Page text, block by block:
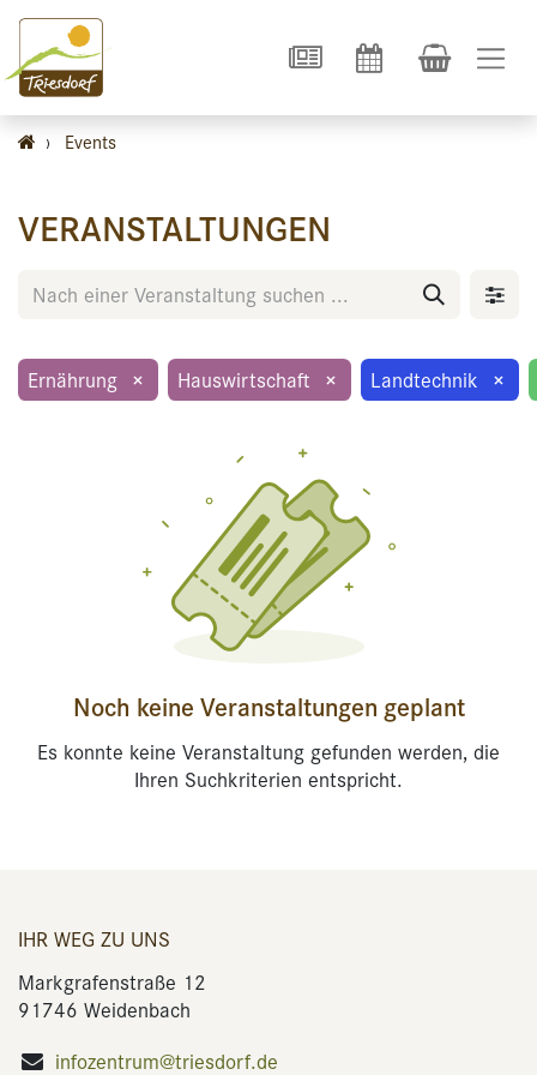
› Events
VERANSTALTUNGEN
Ernährung × Hauswirtschaft × Landtechnik ×
Noch keine Veranstaltungen geplant
Es konnte keine Veranstaltung gefunden werden, die
Ihren Suchkriterien entspricht.
IHR WEG ZU UNS
Markgrafenstraße 12
91746 Weidenbach
infozentrum@triesdorf.de